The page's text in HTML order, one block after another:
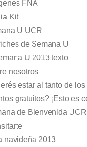
FNA
Kit
U UCR
de Semana U
U 2013 texto
nosotros
estar al tanto de
gratuitos? ¡Esto es
de Bienvenida
navideña 2013